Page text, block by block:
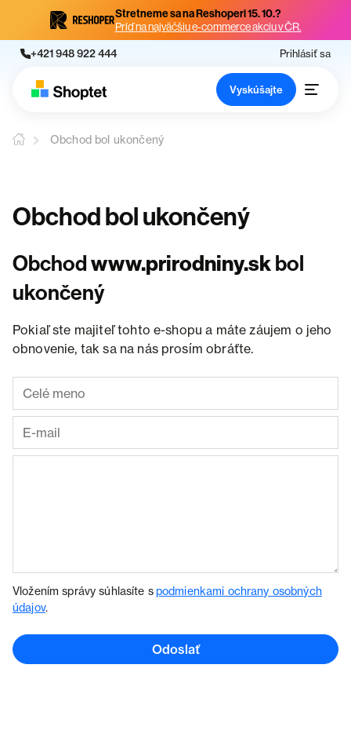
Stretneme sa na Reshoperi 15. 10.?
Príď na najväčšiu e-commerce akciu v ČR.
+421 948 922 444 Prihlásiť sa
Vyskúšajte
Obchod bol ukončený
Obchod bol ukončený
Obchodwww.prirodniny.skbol
ukončený
Pokiaľ ste majiteľ tohto e-shopu a máte záujem o jeho
obnovenie, tak sa na nás prosím obráťte.
Vložením správy súhlasíte spodmienkami ochrany osobných
údajov.
Odoslať